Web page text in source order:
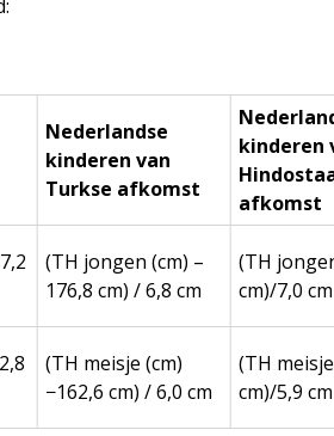
Nederlandse
kinderen van
Turkse afkomst
kinderen
afkomst
(TH jongen (cm) –
176,8 cm) / 6,8 cm
(TH
cm)/7,0 cm
(TH meisje (cm)
−162,6 cm) / 6,0 cm
(TH
cm)/5,9 cm